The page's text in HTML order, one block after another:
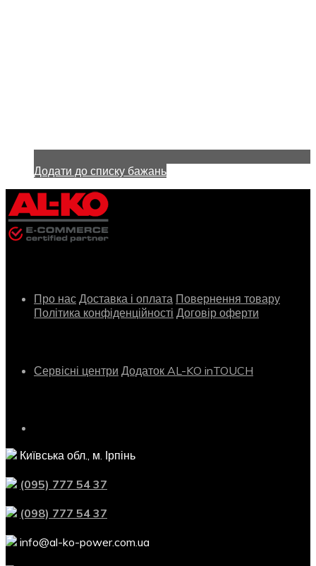
Додати до списку бажань
Про нас Доставка і оплата Повернення товару
Політика конфіденційності Договір оферти
Сервісні центри Додаток AL-KO inTOUCH
Київська обл., м. Ірпінь
(095) 777 54 37
(098) 777 54 37
info@al-ko-power.com.ua